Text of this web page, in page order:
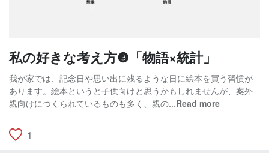
私の好きな考え方❸「物語×統計」
我が家では、記念日や思い出に残るような日に絵本を買う習慣が
あります。絵本というと子供向けと思うかもしれませんが、案外
親向けにつくられているものも多く、親の...Read more
1